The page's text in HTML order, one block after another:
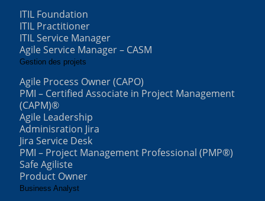
ITIL Foundation
ITIL Practitioner
ITIL Service Manager
Agile Service Manager – CASM
Gestion des projets
Agile Process Owner (CAPO)
PMI – Certified Associate in Project Management
(CAPM)®
Agile Leadership
Adminisration Jira
Jira Service Desk
PMI – Project Management Professional (PMP®)
Safe Agiliste
Product Owner
Business Analyst